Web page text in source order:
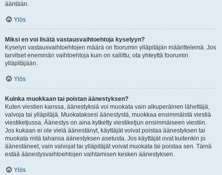
ääntään.
Ylös
Miksi en voi lisätä vastausvaihtoehtoja kyselyyn?
Kyselyn vastausvaihtoehtojen määrä on foorumin ylläpitäjän määrittelemä. Jos
tarvitset enemmän vaihtoehtoja kuin on sallittu, ota yhteyttä foorumin
ylläpitäjään.
Ylös
Kuinka muokkaan tai poistan äänestyksen?
Kuten viestien kanssa, äänestyksiä voi muokata vain alkuperäinen lähettäjä,
valvoja tai ylläpitäjä. Muokataksesi äänestystä, muokkaa ensimmäistä viestiä
viestiketjussa. Äänestys on aina kytketty viestiketjun ensimmäiseen viestiin.
Jos kukaan ei ole vielä äänestänyt, käyttäjät voivat poistaa äänestyksen tai
muokata mitä tahansa äänestyksen asetusta. Jos käyttäjät ovat kuitenkin jo
äänestäneet, vain valvojat tai ylläpitäjät voivat muokata tai poistaa sen. Tämä
estää äänestysvaihtoehtojen vaihtamisen kesken äänestyksen.
Ylös